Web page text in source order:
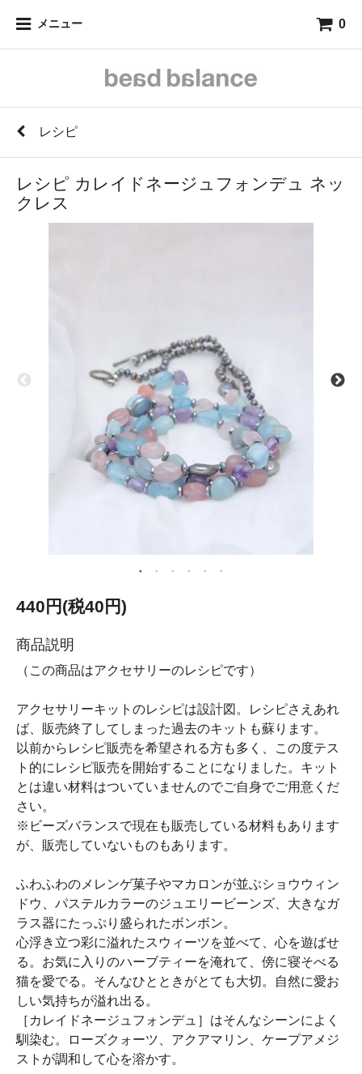
メニュー 0
レシピ
レシピ カレイドネージュフォンデュ ネッ
クレス
440円(税40円)
商品説明
（この商品はアクセサリーのレシピです）
アクセサリーキットのレシピは設計図。レシピさえあれ
ば、販売終了してしまった過去のキットも蘇ります。
以前からレシピ販売を希望される方も多く、この度テス
ト的にレシピ販売を開始することになりました。キット
とは違い材料はついていませんのでご自身でご用意くだ
さい。
※ビーズバランスで現在も販売している材料もあります
が、販売していないものもあります。
ふわふわのメレンゲ菓子やマカロンが並ぶショウウィン
ドウ、パステルカラーのジュエリービーンズ、大きなガ
ラス器にたっぷり盛られたボンボン。
心浮き立つ彩に溢れたスウィーツを並べて、心を遊ばせ
る。お気に入りのハーブティーを淹れて、傍に寝そべる
猫を愛でる。そんなひとときがとても大切。自然に愛お
しい気持ちが溢れ出る。
［カレイドネージュフォンデュ］はそんなシーンによく
馴染む。ローズクォーツ、アクアマリン、ケープアメジ
ストが調和して心を溶かす。